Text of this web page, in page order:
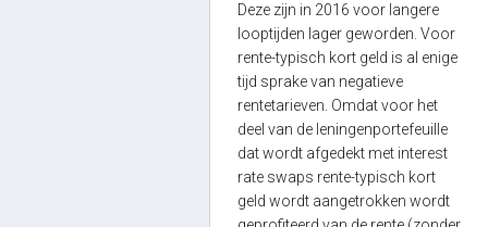
Deze zijn in 2016 voor langere
looptijden lager geworden. Voor
rente-typisch kort geld is al enige
tijd sprake van negatieve
rentetarieven. Omdat voor het
deel van de leningenportefeuille
dat wordt afgedekt met interest
rate swaps rente-typisch kort
geld wordt aangetrokken wordt